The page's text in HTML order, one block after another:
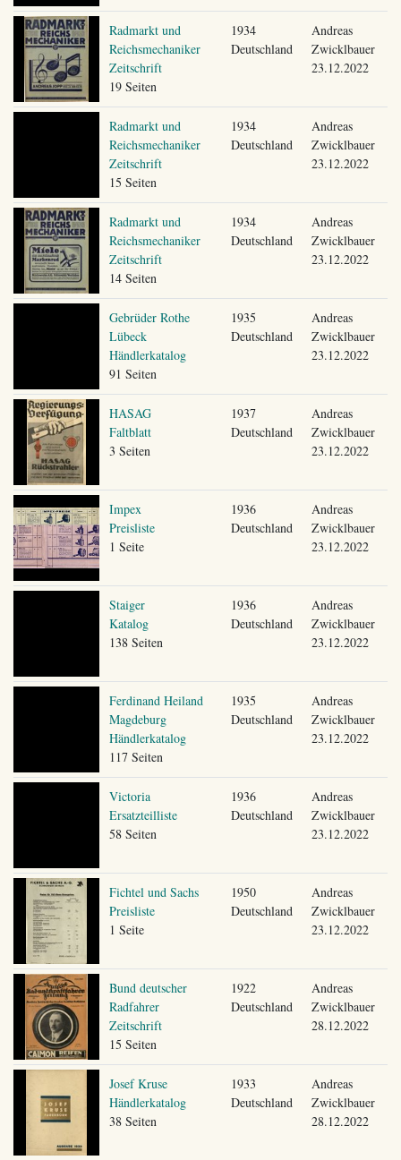
Radmarkt und
Reichsmechaniker
Zeitschrift
19 Seiten
1934
Deutschland
Andreas
Zwicklbauer
23.12.2022
Radmarkt und
Reichsmechaniker
Zeitschrift
15 Seiten
1934
Deutschland
Andreas
Zwicklbauer
23.12.2022
Radmarkt und
Reichsmechaniker
Zeitschrift
14 Seiten
1934
Deutschland
Andreas
Zwicklbauer
23.12.2022
Gebrüder Rothe
Lübeck
Händlerkatalog
91 Seiten
1935
Deutschland
Andreas
Zwicklbauer
23.12.2022
HASAG
Faltblatt
3 Seiten
1937
Deutschland
Andreas
Zwicklbauer
23.12.2022
Impex
Preisliste
1 Seite
1936
Deutschland
Andreas
Zwicklbauer
23.12.2022
Staiger
Katalog
138 Seiten
1936
Deutschland
Andreas
Zwicklbauer
23.12.2022
Ferdinand Heiland
Magdeburg
Händlerkatalog
117 Seiten
1935
Deutschland
Andreas
Zwicklbauer
23.12.2022
Victoria
Ersatzteilliste
58 Seiten
1936
Deutschland
Andreas
Zwicklbauer
23.12.2022
Fichtel und Sachs
Preisliste
1 Seite
1950
Deutschland
Andreas
Zwicklbauer
23.12.2022
Bund deutscher
Radfahrer
Zeitschrift
15 Seiten
1922
Deutschland
Andreas
Zwicklbauer
28.12.2022
Josef Kruse
Händlerkatalog
38 Seiten
1933
Deutschland
Andreas
Zwicklbauer
28.12.2022